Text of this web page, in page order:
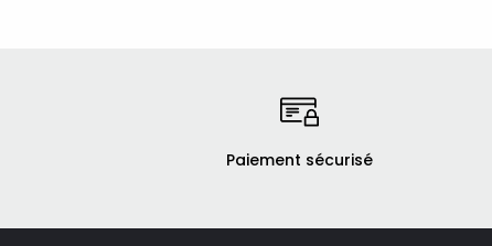
Paiement sécurisé